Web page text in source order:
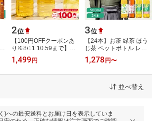
2位
【100円OFFクーポンあ
り※8/11 10:59まで】緑
茶 彩茶 - あやちゃ -
500ml×24本 お茶 ラベル
1,499 円
3位
【24本】お茶 緑茶 ほう
じ茶 ペットボトル レモ
ン 白桃 ラベルレス 密閉
抽出 香り高い 旨みすっ
1,278 円〜
並べ替え
)への最安送料とお届け日を表示していま